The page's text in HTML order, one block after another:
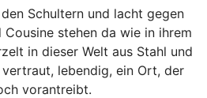
Schultern und lacht gegen
stehen da wie in ihrem
in dieser Welt aus Stahl und
lebendig, ein Ort, der
vorantreibt.